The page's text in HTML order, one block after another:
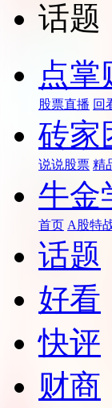
话题
点掌
股票直播 回
砖家
说说股票 精
牛金
首页 A股特
话题
好看
快评
财商